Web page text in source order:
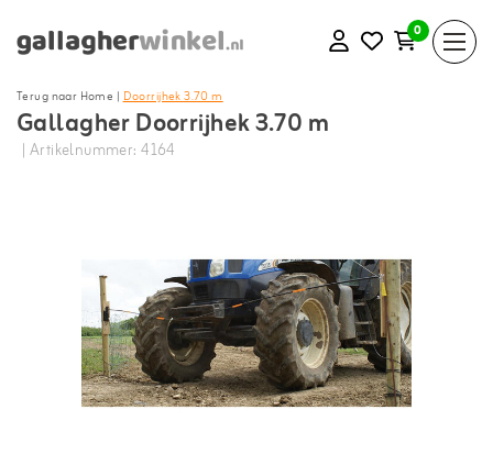
0
Terug naar Home |Doorrijhek 3.70 m
Gallagher Doorrijhek 3.70 m
| Artikelnummer: 4164